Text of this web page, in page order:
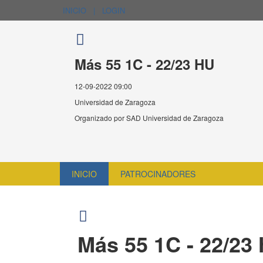
INICIO | LOGIN
Más 55 1C - 22/23 HU
12-09-2022 09:00
Universidad de Zaragoza
Organizado porSAD Universidad de Zaragoza
INICIO PATROCINADORES
Más 55 1C - 22/23